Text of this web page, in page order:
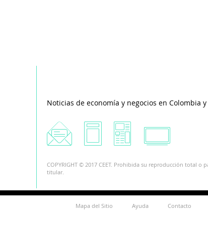
Noticias de economía y negocios en Colombia
COPYRIGHT © 2017 CEET. Prohibida su reproducción total
titular.
Mapa del Sitio Ayuda Contacto